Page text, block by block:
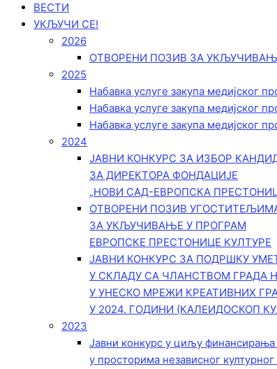
ВЕСТИ
УКЉУЧИ СЕ!
2026
ОТВОРЕНИ ПОЗИВ ЗА
2025
Набавка услуге закупа медијског
Набавка услуге закупа медијског
Набавка услуге закупа медијског
2024
ЈАВНИ КОНКУРС ЗА ИЗБОР
ЗА ДИРЕКТОРА ФОНДАЦИЈЕ
„НОВИ САД-ЕВРОПСКА
ОТВОРЕНИ ПОЗИВ
ЗА УКЉУЧИВАЊЕ У ПРОГРАМ
ЕВРОПСКЕ ПРЕСТОНИЦЕ КУЛТУРЕ
ЈАВНИ КОНКУРС ЗА ПОДРШКУ
У СКЛАДУ СА ЧЛАНСТВОМ ГРАДА
У УНЕСКО МРЕЖИ КРЕАТИВНИХ
У 2024. ГОДИНИ (КАЛЕИДОСКОП
2023
Јавни конкурс у циљу
у просторима независног